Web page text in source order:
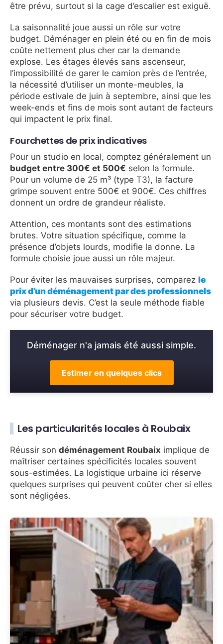
être prévu, surtout si la cage d’escalier est exiguë.
La saisonnalité joue aussi un rôle sur votre
budget. Déménager en plein été ou en fin de mois
coûte nettement plus cher car la demande
explose. Les étages élevés sans ascenseur,
l’impossibilité de garer le camion près de l’entrée,
la nécessité d’utiliser un monte-meubles, la
période estivale de juin à septembre, ainsi que les
week-ends et fins de mois sont autant de facteurs
qui impactent le prix final.
Fourchettes de prix indicatives
Pour un studio en local, comptez généralement un
budget entre 300€ et 500€ selon la formule.
Pour un volume de 25 m³ (type T3), la facture
grimpe souvent entre 500€ et 900€. Ces chiffres
donnent un ordre de grandeur réaliste.
Attention, ces montants sont des estimations
brutes. Votre situation spécifique, comme la
présence d’objets lourds, modifie la donne. La
formule choisie joue aussi un rôle majeur.
Pour éviter les mauvaises surprises, comparez le
prix d’un déménagement par des professionnels
via plusieurs devis. C’est la seule méthode fiable
pour sécuriser votre budget.
Déménager n'a jamais été aussi simple.
Estimer en quelques clics
Les particularités locales à Roubaix
Réussir son déménagement Roubaix implique de
maîtriser certaines spécificités locales souvent
sous-estimées. La logistique urbaine ici réserve
quelques surprises qui peuvent coûter cher si elles
sont négligées.